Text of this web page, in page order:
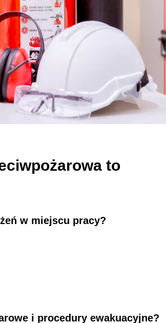
to
w miejscu pracy?
i procedury ewakuacyjne?